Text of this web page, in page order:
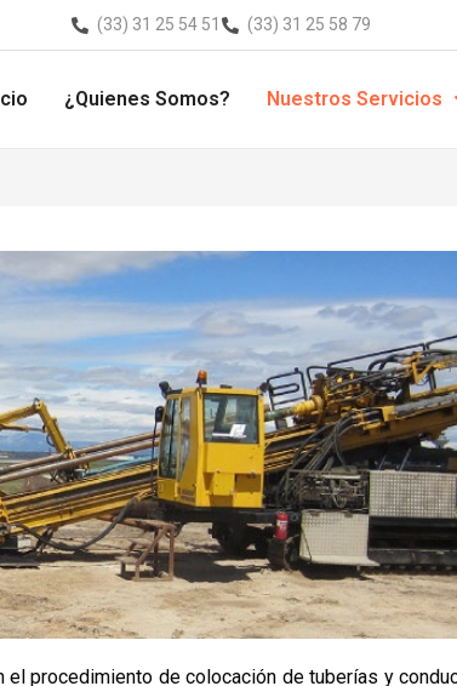
(33) 31 25 54 51 (33) 31 25 58 79
¿Quienes Somos? Nuestros Servicios
procedimiento de colocación de tuberías y